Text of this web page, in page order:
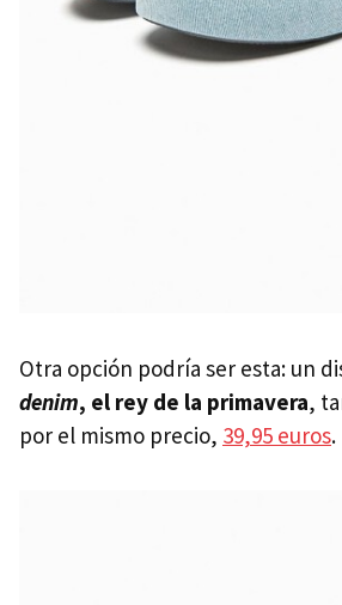
Otra opción podría ser esta: un
denim, el rey de la primavera,
por el mismo precio, 39,95 euros.